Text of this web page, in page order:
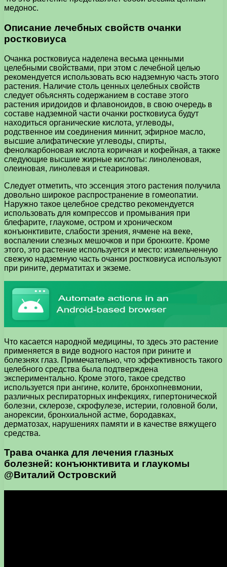
медонос.
Описание лечебных свойств очанки
ростковиуса
Очанка ростковиуса наделена весьма ценными
целебными свойствами, при этом с лечебной целью
рекомендуется использовать всю надземную часть этого
растения. Наличие столь ценных целебных свойств
следует объяснять содержанием в составе этого
растения иридоидов и флавоноидов, в свою очередь в
составе надземной части очанки ростковиуса будут
находиться органические кислота, углеводы,
родственное им соединения миннит, эфирное масло,
высшие алифатические углеводы, спирты,
фенолкарбоновая кислота коричная и кофейная, а также
следующие высшие жирные кислоты: линоленовая,
олеиновая, линолевая и стеариновая.
Следует отметить, что эссенция этого растения получила
довольно широкое распространение в гомеопатии.
Наружно такое целебное средство рекомендуется
использовать для компрессов и промывания при
блефарите, глаукоме, остром и хроническом
конъюнктивите, слабости зрения, ячмене на веке,
воспалении слезных мешочков и при бронхите. Кроме
этого, это растение используется и место: измельченную
свежую надземную часть очанки ростковиуса используют
при рините, дерматитах и экземе.
Что касается народной медицины, то здесь это растение
применяется в виде водного настоя при рините и
болезнях глаз. Примечательно, что эффективность такого
целебного средства была подтверждена
экспериментально. Кроме этого, такое средство
используется при ангине, колите, бронхопневмонии,
различных респираторных инфекциях, гипертонической
болезни, склерозе, скрофулезе, истерии, головной боли,
анорексии, бронхиальной астме, бородавках,
дерматозах, нарушениях памяти и в качестве вяжущего
средства.
Трава очанка для лечения глазных
болезней: конъюнктивита и глаукомы
@Виталий Островский